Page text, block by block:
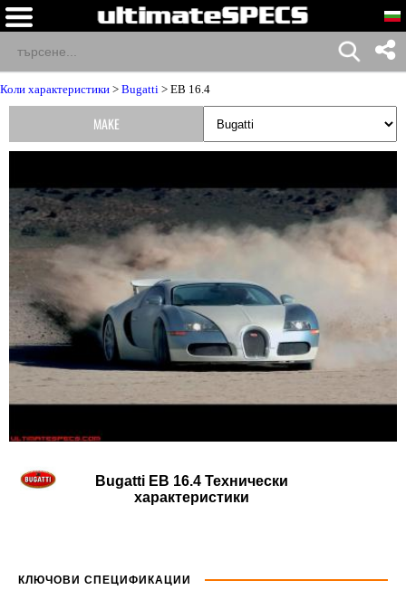
Коли характеристики > Bugatti > EB 16.4
Bugatti EB 16.4 Технически
характеристики
КЛЮЧОВИ СПЕЦИФИКАЦИИ
MAKE